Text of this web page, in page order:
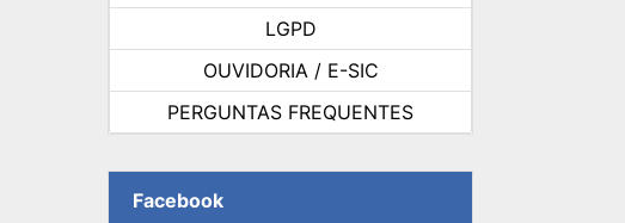
LGPD
OUVIDORIA / E-SIC
PERGUNTAS FREQUENTES
Facebook